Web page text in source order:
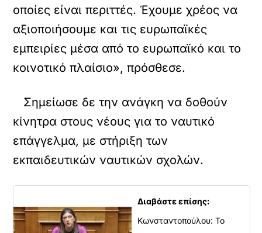
οποίες είναι περιττές. Έχουμε χρέος να
αξιοποιήσουμε και τις ευρωπαϊκές
εμπειρίες μέσα από το ευρωπαϊκό και το
κοινοτικό πλαίσιο», πρόσθεσε.
Σημείωσε δε την ανάγκη να δοθούν
κίνητρα στους νέους για το ναυτικό
επάγγελμα, με στήριξη των
εκπαιδευτικών ναυτικών σχολών.
Διαβάστε επίσης:
Κωνσταντοπούλου: Το